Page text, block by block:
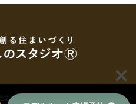
宅は足柄の工務店、暮らしのスタジオへ